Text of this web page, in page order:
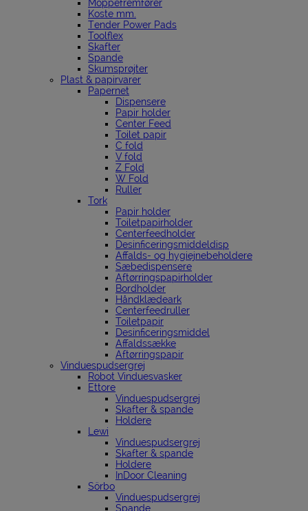
Moppefremfører
Koste mm.
Tender Power Pads
Toolflex
Skafter
Spande
Skumsprøjter
Plast & papirvarer
Papernet
Dispensere
Papir holder
Center Feed
Toilet papir
C fold
V fold
Z Fold
W Fold
Ruller
Tork
Papir holder
Toiletpapirholder
Centerfeedholder
Desinficeringsmiddeldisp
Affalds- og hygiejnebeholdere
Sæbedispensere
Aftørringspapirholder
Bordholder
Håndklædeark
Centerfeedruller
Toiletpapir
Desinficeringsmiddel
Affaldssække
Aftørringspapir
Vinduespudsergrej
Robot Vinduesvasker
Ettore
Vinduespudsergrej
Skafter & spande
Holdere
Lewi
Vinduespudsergrej
Skafter & spande
Holdere
InDoor Cleaning
Sörbo
Vinduespudsergrej
Spande